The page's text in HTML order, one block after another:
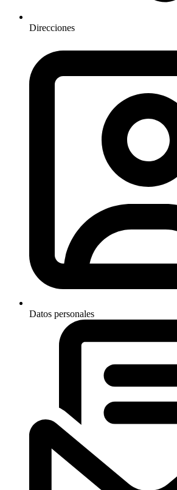
Direcciones
Datos personales